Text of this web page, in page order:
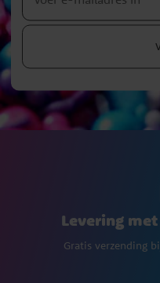
Levering
Gratis verzending